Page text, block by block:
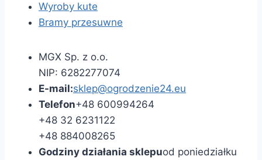
Wyroby kute
Bramy przesuwne
MGX Sp. z o.o.
NIP: 6282277074
E-mail:sklep@ogrodzenie24.eu
Telefon+48 600994264
+48 32 6231122
+48 884008265
Godziny działania sklepuod poniedziałku